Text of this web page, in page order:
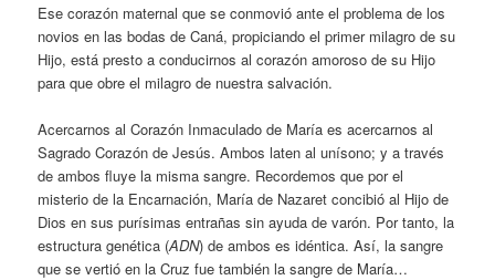
Ese corazón maternal que se conmovió ante el problema de los
novios en las bodas de Caná, propiciando el primer milagro de su
Hijo, está presto a conducirnos al corazón amoroso de su Hijo
para que obre el milagro de nuestra salvación.
Acercarnos al Corazón Inmaculado de María es acercarnos al
Sagrado Corazón de Jesús. Ambos laten al unísono; y a través
de ambos fluye la misma sangre. Recordemos que por el
misterio de la Encarnación, María de Nazaret concibió al Hijo de
Dios en sus purísimas entrañas sin ayuda de varón. Por tanto, la
estructura genética (ADN) de ambos es idéntica. Así, la sangre
que se vertió en la Cruz fue también la sangre de María…